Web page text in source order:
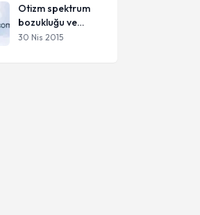
Otizm spektrum
bozukluğu ve
teknoloji
30 Nis 2015